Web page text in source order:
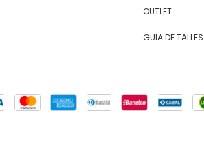
OUTLET
GUIA DE TALLES